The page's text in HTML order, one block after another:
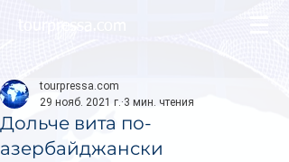
Дольче вита по-
азербайджански
tourpressa.com
29 нояб. 2021 г. 3 мин. чтения